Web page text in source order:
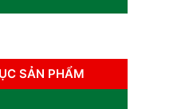
SẢN PHẨM